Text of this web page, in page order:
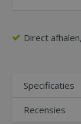
Direct
Specificaties
Recensies